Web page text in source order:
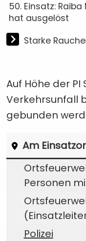
50. Einsatz:
hat ausgelöst
Starke
Auf Höhe der
Verkehrsunfall
gebunden
Am
Personen
Polizei